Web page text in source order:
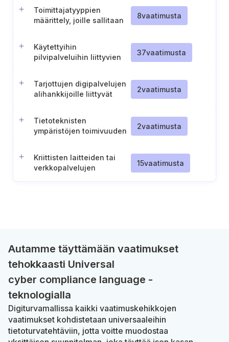
Toimittajatyyppien
määrittely, joille sallitaan
8vaatimusta
Käytettyihin
pilvipalveluihin liittyvien
37vaatimusta
Tarjottujen digipalvelujen
alihankkijoille liittyvät
2vaatimusta
Tietoteknisten
ympäristöjen toimivuuden
2vaatimusta
Kriittisten laitteiden tai
verkkopalvelujen
15vaatimusta
Autamme täyttämään vaatimukset
tehokkaasti Universal
cyber compliance language -
teknologialla
Digiturvamallissa kaikki vaatimuskehikkojen
vaatimukset kohdistetaan universaaleihin
tietoturvatehtäviin, jotta voitte muodostaa